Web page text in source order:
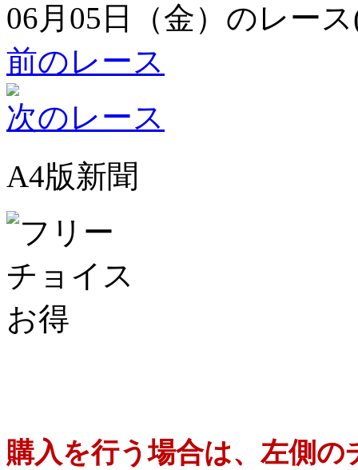
06月05日（金）のレー
前のレース
次のレース
A4版新聞
購入を行う場合は、左側